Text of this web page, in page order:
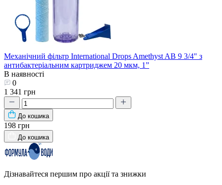
Механічний фільтр International Drops Amethyst AB 9 3/4" з
антибактеріальним картриджем 20 мкм, 1”
В наявності
0
1 341 грн
До кошика
198 грн
До кошика
Дізнавайтеся першим про акції та знижки